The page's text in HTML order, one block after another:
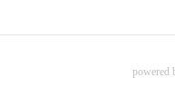
powered